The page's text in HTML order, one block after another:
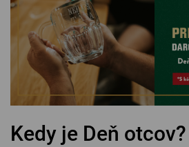
Kedy je Deň otcov?